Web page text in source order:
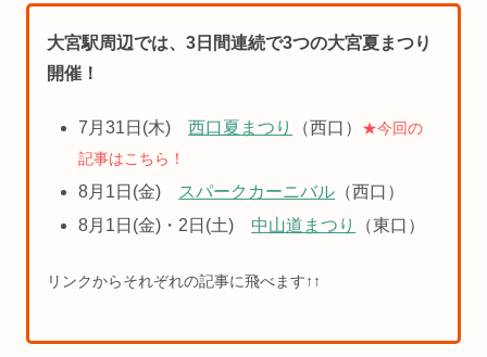
大宮駅周辺では、3日間連続で3つの大宮夏まつり
開催！
7月31日(木)西口夏まつり （西口） ★今回の
記事はこちら！
8月1日(金) スパークカーニバル （西口）
8月1日(金)・2日(土) 中山道まつり （東口）
リンクからそれぞれの記事に飛べます↑↑